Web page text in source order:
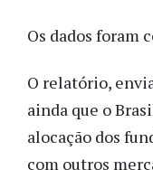
Os dados foram
O relatório,
ainda que o
alocação dos
com outros